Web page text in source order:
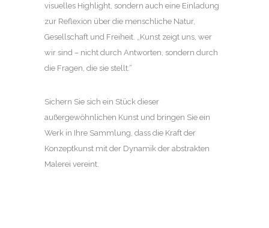
visuelles Highlight, sondern auch eine Einladung
zur Reflexion über die menschliche Natur,
Gesellschaft und Freiheit. „Kunst zeigt uns, wer
wir sind – nicht durch Antworten, sondern durch
die Fragen, die sie stellt.“
Sichern Sie sich ein Stück dieser
außergewöhnlichen Kunst und bringen Sie ein
Werk in Ihre Sammlung, dass die Kraft der
Konzeptkunst mit der Dynamik der abstrakten
Malerei vereint.